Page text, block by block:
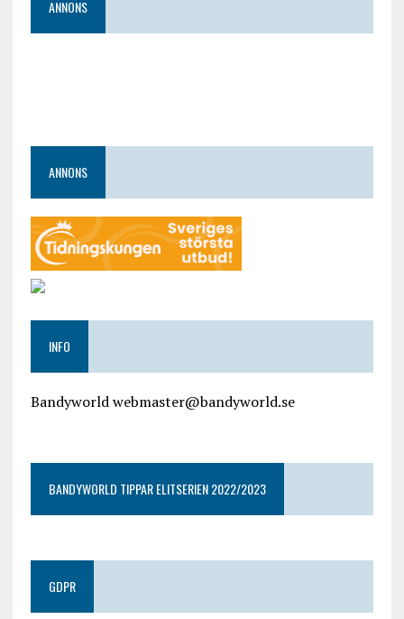
ANNONS
ANNONS
INFO
Bandyworld webmaster@bandyworld.se
BANDYWORLD TIPPAR ELITSERIEN 2022/2023
GDPR